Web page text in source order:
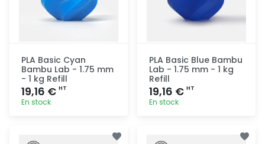
PLA Basic Cyan
Bambu Lab - 1.75 mm
- 1 kg Refill
19,16 € HT
En stock
PLA Basic Blue Bambu
Lab - 1.75 mm - 1 kg
Refill
19,16 € HT
En stock